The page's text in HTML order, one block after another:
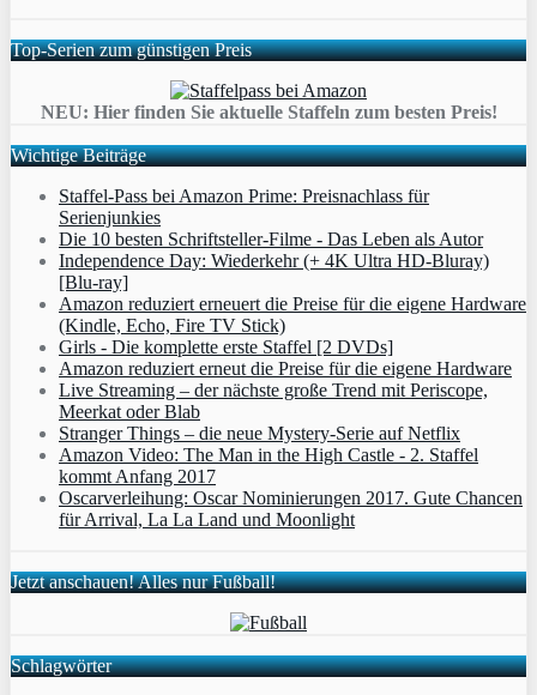
Top-Serien zum günstigen Preis
NEU: Hier finden Sie aktuelle Staffeln zum besten Preis!
Wichtige Beiträge
Staffel-Pass bei Amazon Prime: Preisnachlass für
Serienjunkies
Die 10 besten Schriftsteller-Filme - Das Leben als Autor
Independence Day: Wiederkehr (+ 4K Ultra HD-Bluray)
[Blu-ray]
Amazon reduziert erneuert die Preise für die eigene Hardware
(Kindle, Echo, Fire TV Stick)
Girls - Die komplette erste Staffel [2 DVDs]
Amazon reduziert erneut die Preise für die eigene Hardware
Live Streaming – der nächste große Trend mit Periscope,
Meerkat oder Blab
Stranger Things – die neue Mystery-Serie auf Netflix
Amazon Video: The Man in the High Castle - 2. Staffel
kommt Anfang 2017
Oscarverleihung: Oscar Nominierungen 2017. Gute Chancen
für Arrival, La La Land und Moonlight
Jetzt anschauen! Alles nur Fußball!
Schlagwörter